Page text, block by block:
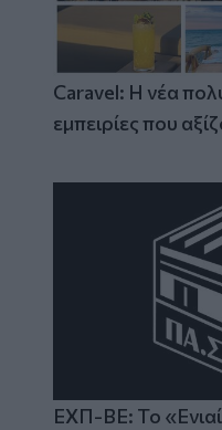
Caravel: Η νέα
εμπειρίες που
ΕΧΠ-ΒΕ: Το